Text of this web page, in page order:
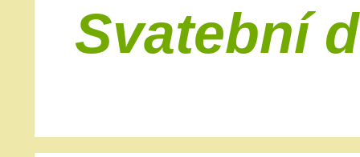
Svatební